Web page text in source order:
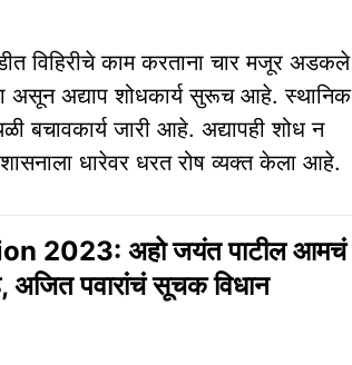
विहिरीचे काम करताना चार मजूर अडकले
असून अद्याप शोधकार्य सुरूच आहे. स्थानिक
बचावकार्य जारी आहे. अद्यापही शोध न
धारेवर धरत रोष व्यक्त केला आहे.
2023: अहो जयंत पाटील आमचं
पवारांचं सूचक विधान